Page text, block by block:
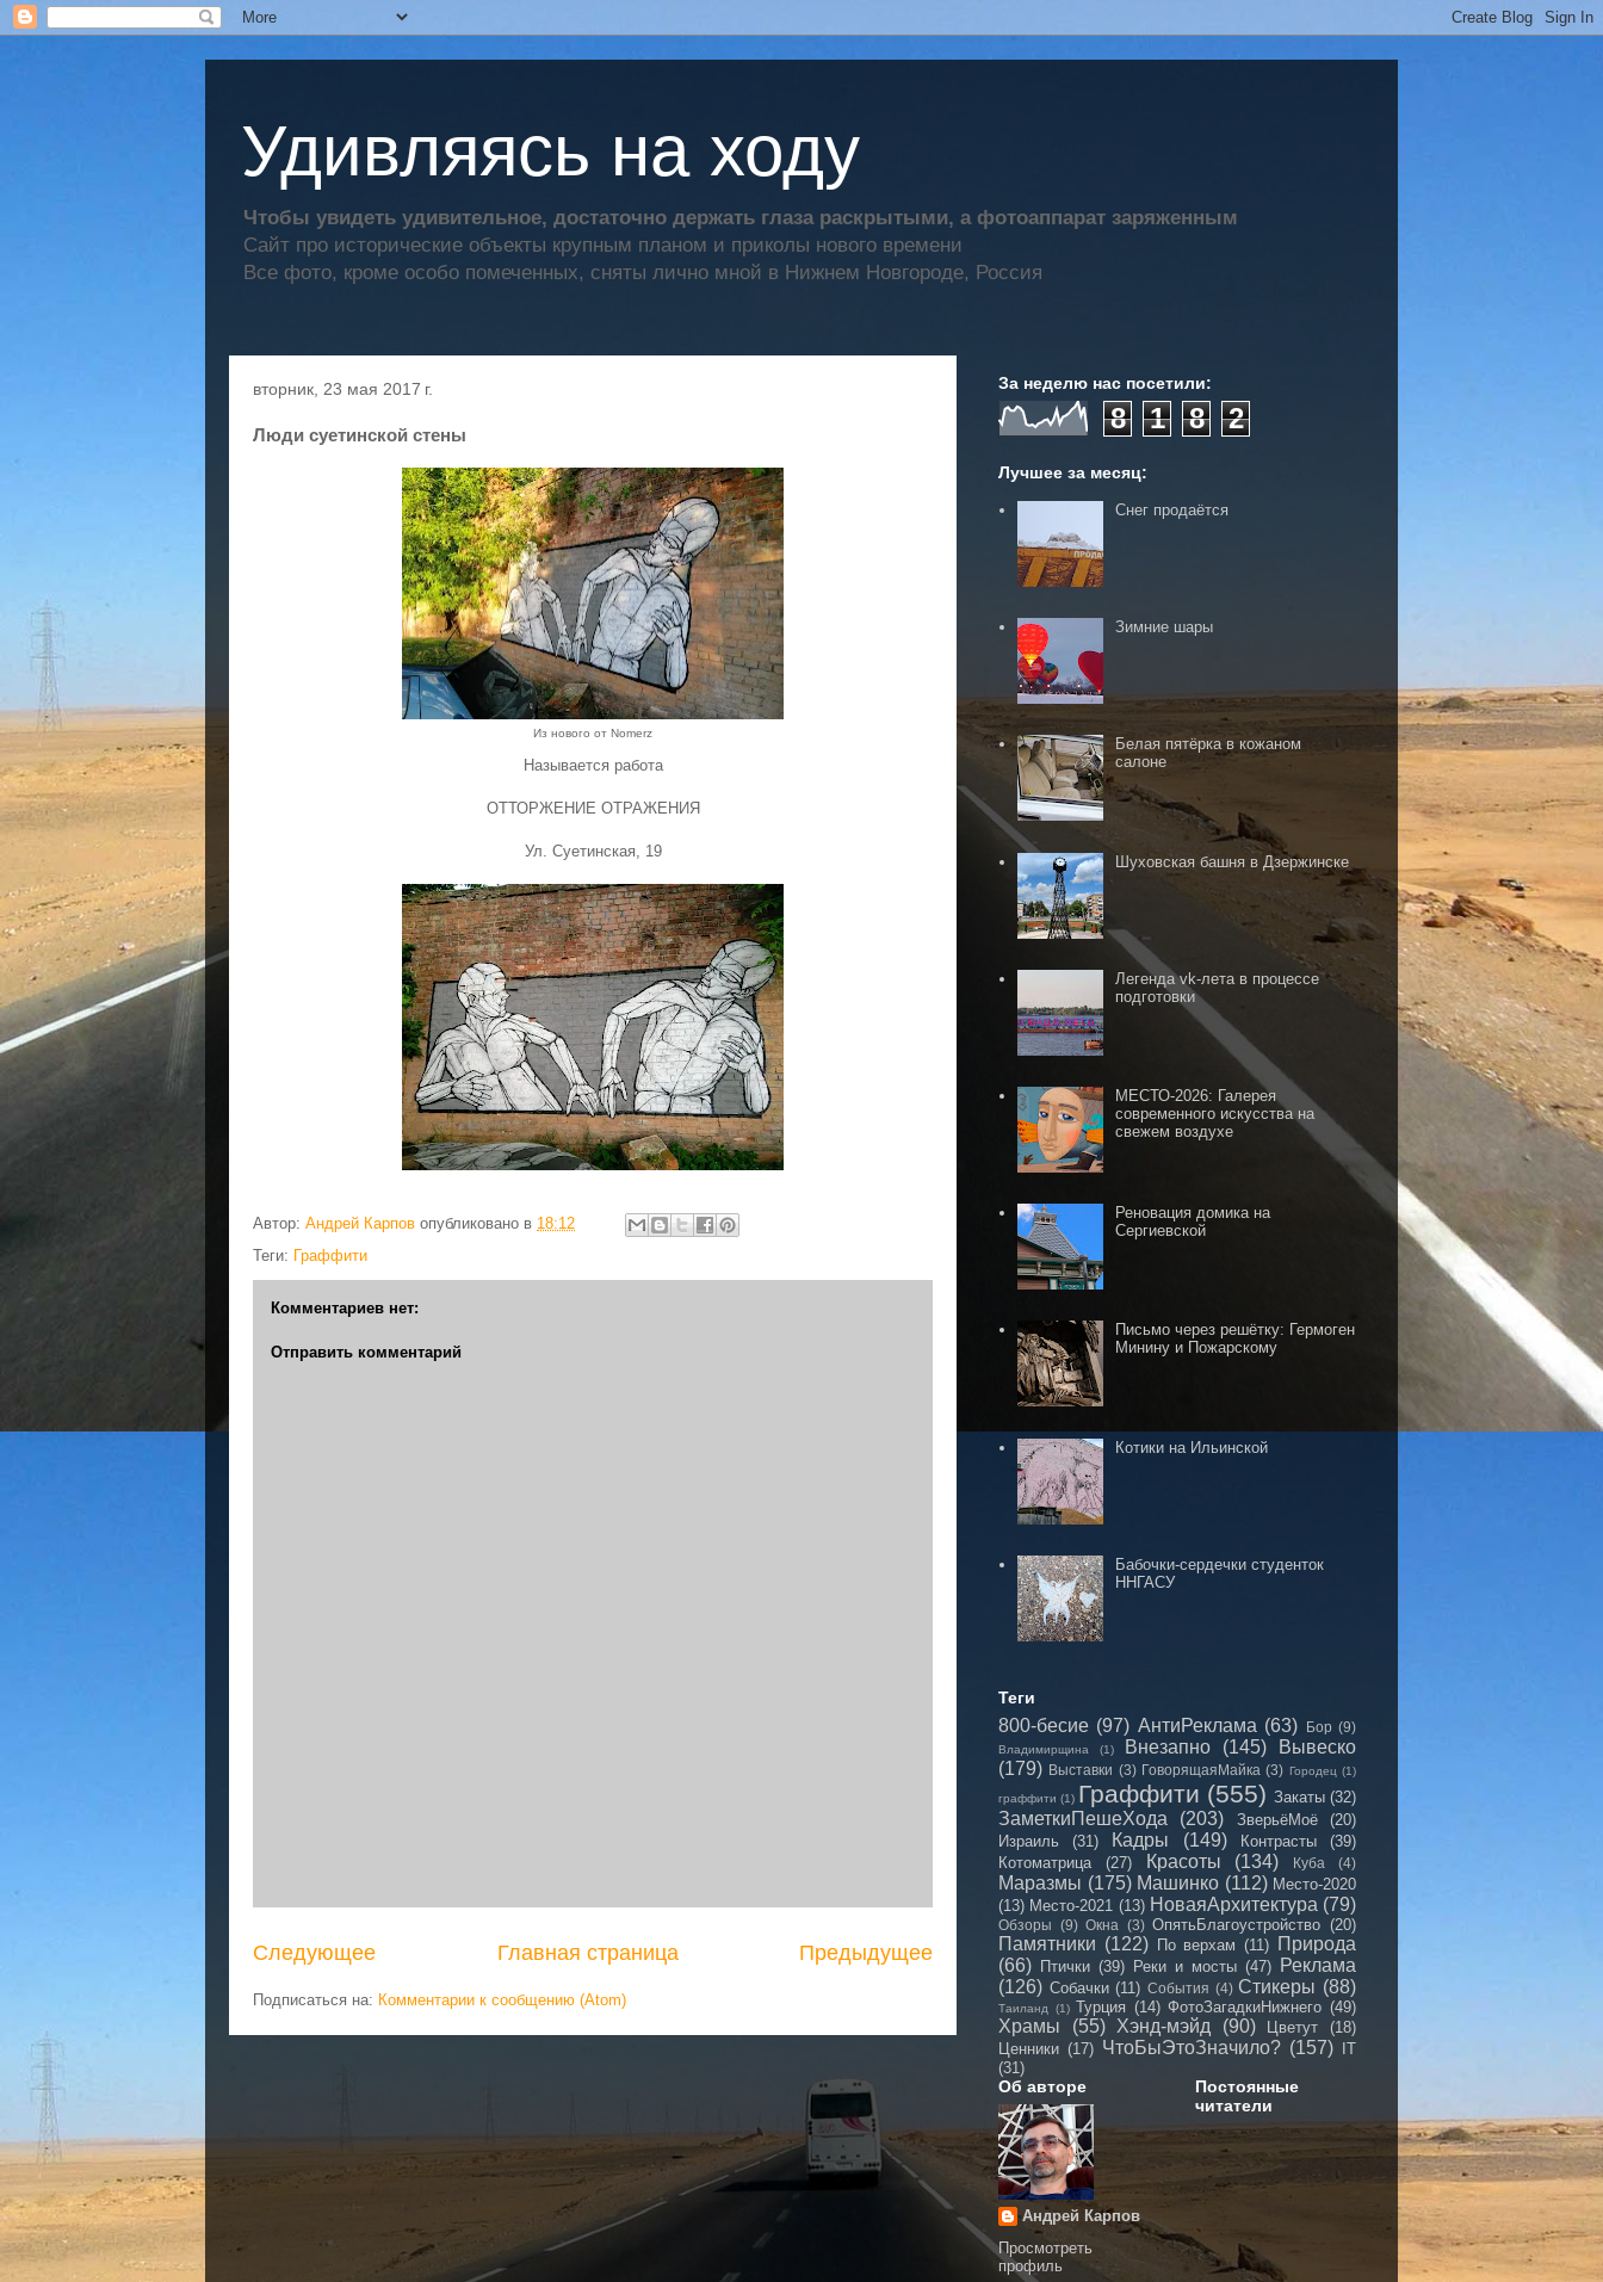
Удивляясь на ходу
Чтобы увидеть удивительное, достаточно держать глаза раскрытыми, а фотоаппарат заряженным
Сайт про исторические объекты крупным планом и приколы нового времени
Все фото, кроме особо помеченных, сняты лично мной в Нижнем Новгороде, Россия
вторник, 23 мая 2017 г.
Люди суетинской стены
Из нового от Nomerz
Называется работа
ОТТОРЖЕНИЕ ОТРАЖЕНИЯ
Ул. Суетинская, 19
Автор: Андрей Карпов опубликовано в 18:12
Теги: Граффити
Комментариев нет:
Отправить комментарий
Следующее Предыдущее
Главная страница
Подписаться на: Комментарии к сообщению (Atom)
За неделю нас посетили:
8 1 8 2
Лучшее за месяц:
Снег продаётся
Зимние шары
Белая пятёрка в кожаном
салоне
Шуховская башня в Дзержинске
Легенда vk-лета в процессе
подготовки
МЕСТО-2026: Галерея
современного искусства на
свежем воздухе
Реновация домика на
Сергиевской
Письмо через решётку: Гермоген
Минину и Пожарскому
Котики на Ильинской
Бабочки-сердечки студенток
ННГАСУ
Теги
800-бесие (97) АнтиРеклама (63) Бор (9)
Владимирщина (1) Внезапно (145)
Вывеско
(179) Выставки (3) ГоворящаяМайка (3) Городец (1)
граффити (1) Граффити (555) Закаты (32)
ЗаметкиПешеХода (203) ЗверьёМоё
(20)
Израиль
(31) Кадры (149) Контрасты
(39)
Котоматрица
(27) Красоты (134) Куба (4)
Маразмы (175) Машинко (112) Место-2020
(13) Место-2021 (13) НоваяАрхитектура (79)
Обзоры (9) Окна (3) ОпятьБлагоустройство (20)
Памятники (122) По верхам (11) Природа
(66) Птички (39) Реки и мосты (47) Реклама
(126) Собачки (11) События (4) Стикеры (88)
Таиланд (1) Турция (14) ФотоЗагадкиНижнего (49)
Храмы (55) Хэнд-мэйд (90) Цветут
(18)
Ценники (17) ЧтоБыЭтоЗначило? (157)
IT
(31)
Об авторе
Андрей Карпов
Просмотреть
профиль
Постоянные
читатели